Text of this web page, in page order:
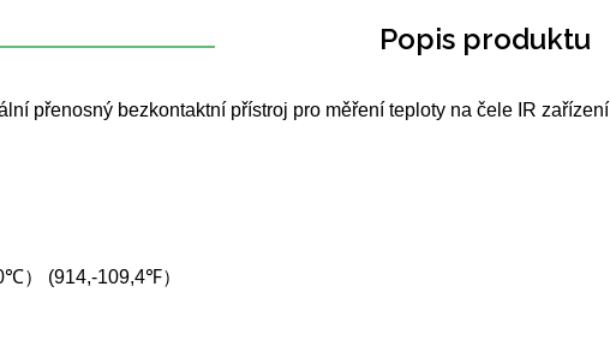
Popis produktu
přenosný bezkontaktní přístroj pro měření teploty na čele IR zařízení
） (914,-109,4℉）